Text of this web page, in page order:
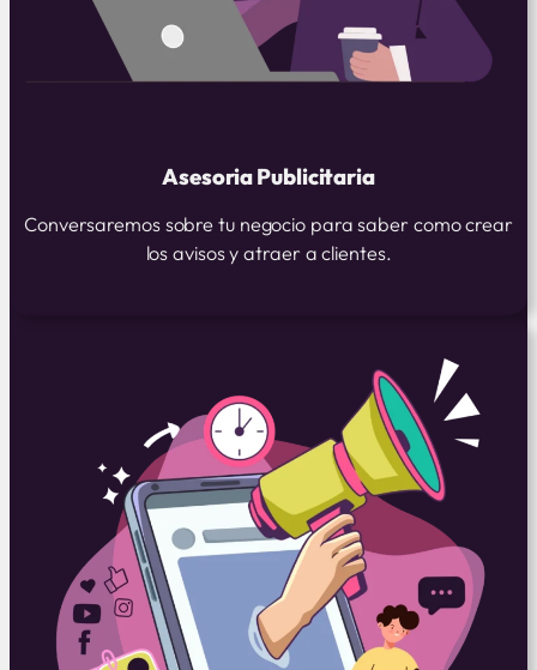
Asesoria Publicitaria
Conversaremos sobre tu negocio para saber como crear
los avisos y atraer a clientes.